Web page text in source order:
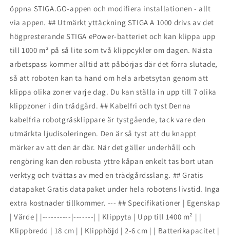
öppna STIGA.GO-appen och modifiera installationen - allt
via appen. ## Utmärkt yttäckning STIGA A 1000 drivs av det
högpresterande STIGA ePower-batteriet och kan klippa upp
till 1000 m² på så lite som två klippcykler om dagen. Nästa
arbetspass kommer alltid att påbörjas där det förra slutade,
så att roboten kan ta hand om hela arbetsytan genom att
klippa olika zoner varje dag. Du kan ställa in upp till 7 olika
klippzoner i din trädgård. ## Kabelfri och tyst Denna
kabelfria robotgräsklippare är tystgående, tack vare den
utmärkta ljudisoleringen. Den är så tyst att du knappt
märker av att den är där. När det gäller underhåll och
rengöring kan den robusta yttre kåpan enkelt tas bort utan
verktyg och tvättas av med en trädgårdsslang. ## Gratis
datapaket Gratis datapaket under hela robotens livstid. Inga
extra kostnader tillkommer. --- ## Specifikationer | Egenskap
| Värde | |----------|-------| | Klippyta | Upp till 1400 m² | |
Klippbredd | 18 cm | | Klipphöjd | 2-6 cm | | Batterikapacitet |